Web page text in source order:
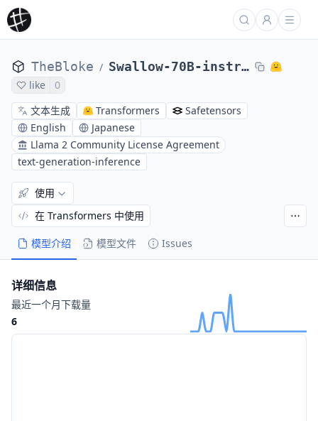
TheBloke / Swallow-70B-instruct-AWQ
like
0
文本生成
Transformers
Safetensors
English
Japanese
Llama 2 Community License Agreement
text-generation-inference
模型介绍 模型文件 Issues
使用
在 Transformers 中使用
详细信息
最近一个月下载量
6